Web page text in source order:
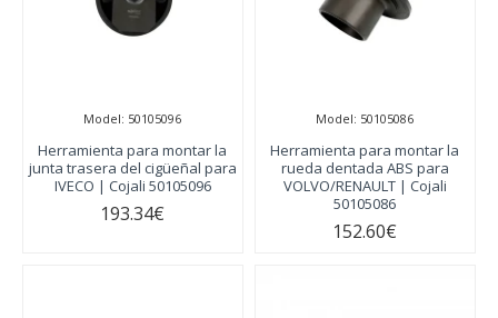
Model: 50105096
Herramienta para montar la
junta trasera del cigüeñal para
IVECO | Cojali 50105096
193.34€
Model: 50105086
Herramienta para montar la
rueda dentada ABS para
VOLVO/RENAULT | Cojali
50105086
152.60€